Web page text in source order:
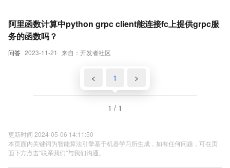
问答 2023-11-21 来自：开发者社区
阿里函数计算中python grpc client能连接fc上提供grpc服
务的函数吗？
< 1 >
1 / 1
更新时间 2024-05-06 14:11:50
本页面内关键词为智能算法引擎基于机器学习所生成，如有任何问题，可在页
面下方点击"联系我们"与我们沟通。